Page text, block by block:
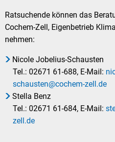
Ratsuchende können das
Cochem-Zell, Eigenbetrieb
nehmen:
Nicole Jobelius-Schausten
Tel.: 02671 61-688, E-Mail:
schausten@cochem-zell.de
Stella Benz
Tel.: 02671 61-684, E-Mail:
zell.de